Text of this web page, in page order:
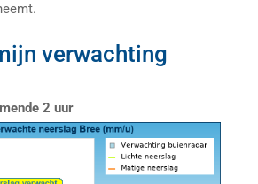
verwachting
2 uur